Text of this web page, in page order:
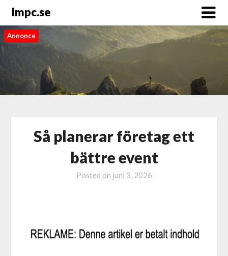
Impc.se
Annonce
Så planerar företag ett
bättre event
Posted on juni 3, 2026